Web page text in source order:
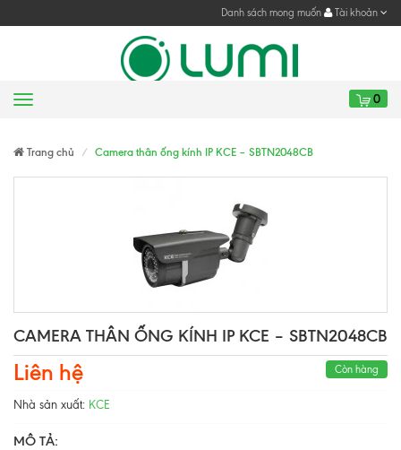
Danh sách mong muốn Tài khoản
Menu 0
Trang chủ Camera thân ống kính IP KCE – SBTN2048CB
CAMERA THÂN ỐNG KÍNH IP KCE – SBTN2048CB
Liên hệ Còn hàng
Nhà sản xuất: KCE
MÔ TẢ: